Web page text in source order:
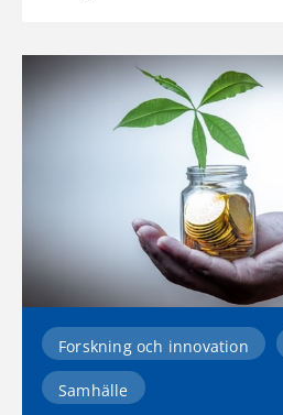
Forskning och innovation
Samhälle